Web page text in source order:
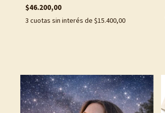
$46.200,00
3 cuotas sin interés de $15.400,00